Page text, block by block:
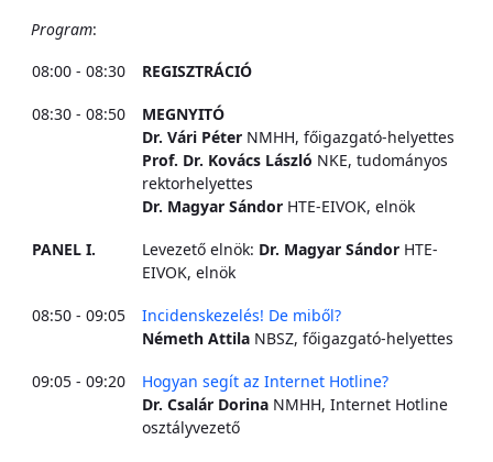
Program:
08:00 - 08:30
REGISZTRÁCIÓ
08:30 - 08:50
MEGNYITÓ
Dr. Vári Péter NMHH, főigazgató-helyettes
Prof. Dr. Kovács László NKE, tudományos
rektorhelyettes
Dr. Magyar Sándor HTE-EIVOK, elnök
PANEL I. Levezető elnök: Dr. Magyar Sándor HTE-
EIVOK, elnök
08:50 - 09:05
Incidenskezelés! De miből?
Németh Attila NBSZ, főigazgató-helyettes
09:05 - 09:20
Hogyan segít az Internet Hotline?
Dr. Csalár Dorina NMHH, Internet Hotline
osztályvezető